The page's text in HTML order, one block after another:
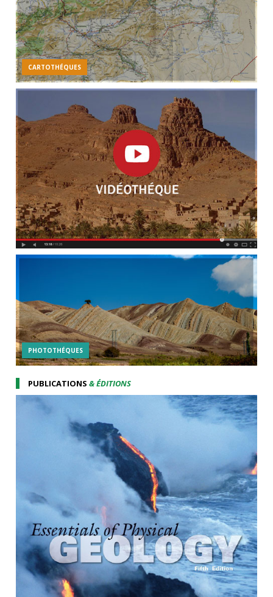
CARTOTHÉQUES
PHOTOTHÉQUES
PUBLICATIONS& ÉDITIONS